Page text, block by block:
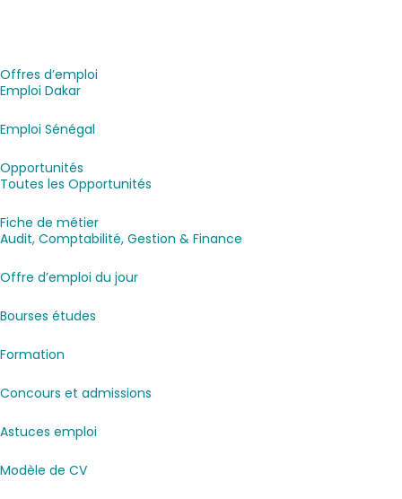
Offres d’emploi
Emploi Dakar
Emploi Sénégal
Opportunités
Toutes les Opportunités
Fiche de métier
Audit, Comptabilité, Gestion & Finance
Offre d’emploi du jour
Bourses études
Formation
Concours et admissions
Astuces emploi
Modèle de CV